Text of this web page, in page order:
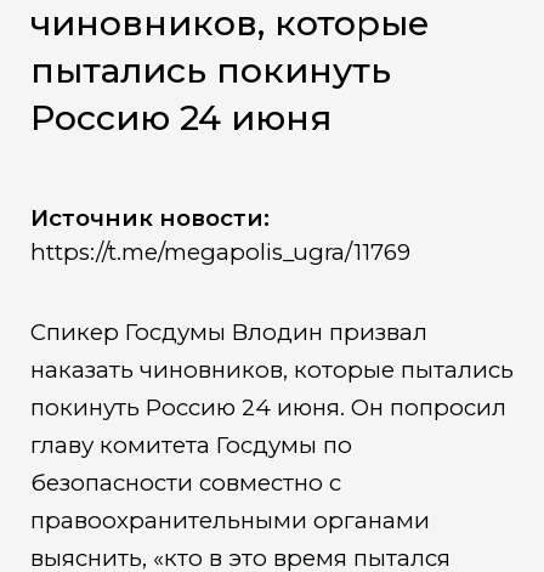
чиновников, которые
пытались покинуть
Россию 24 июня
Источник новости:
https://t.me/megapolis_ugra/11769
Спикер Госдумы Влодин призвал
наказать чиновников, которые пытались
покинуть Россию 24 июня. Он попросил
главу комитета Госдумы по
безопасности совместно с
правоохранительными органами
выяснить, «кто в это время пытался